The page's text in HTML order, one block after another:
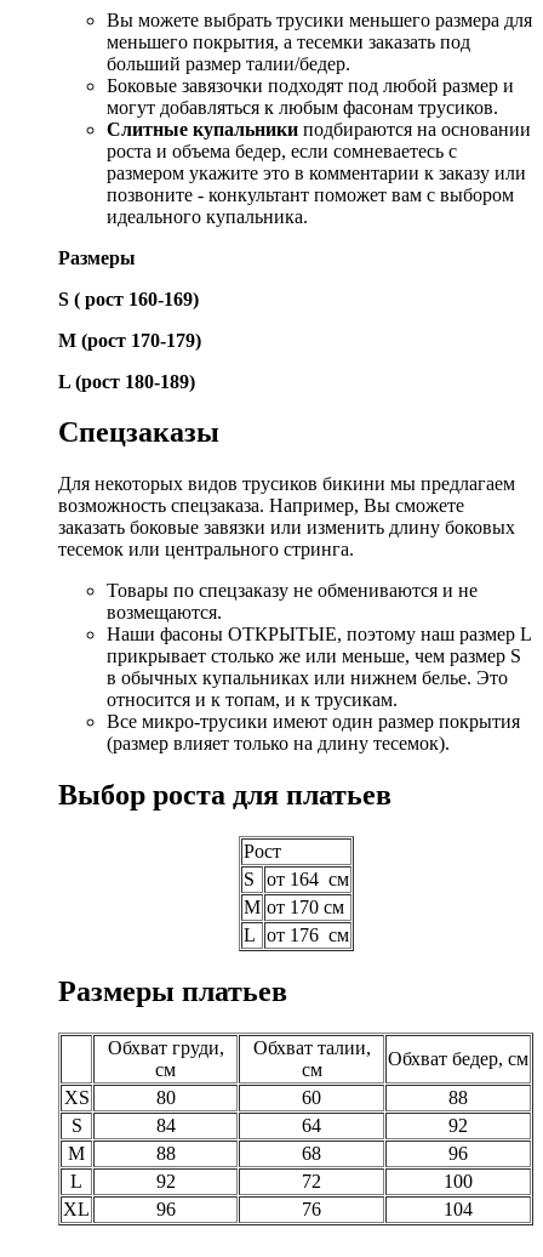
Вы можете выбрать трусики меньшего размера для
меньшего покрытия, а тесемки заказать под
больший размер талии/бедер.
Боковые завязочки подходят под любой размер и
могут добавляться к любым фасонам трусиков.
Слитные купальники подбираются на основании
роста и объема бедер, если сомневаетесь с
размером укажите это в комментарии к заказу или
позвоните - конкультант поможет вам с выбором
идеального купальника.
Размеры
S ( рост 160-169)
М (рост 170-179)
L (рост 180-189)
Спецзаказы
Для некоторых видов трусиков бикини мы предлагаем
возможность спецзаказа. Например, Вы сможете
заказать боковые завязки или изменить длину боковых
тесемок или центрального стринга.
Товары по спецзаказу не обмениваются и не
возмещаются.
Наши фасоны ОТКРЫТЫЕ, поэтому наш размер L
прикрывает столько же или меньше, чем размер S
в обычных купальниках или нижнем белье. Это
относится и к топам, и к трусикам.
Все микро-трусики имеют один размер покрытия
(размер влияет только на длину тесемок).
Выбор роста для платьев
Рост
S
от 164 см
M от 170 см
L от 176 см
Размеры платьев
Обхват груди,
см
Обхват талии,
см
Обхват бедер, см
XS
80 60
88
S
84 64
92
M
88 68
96
L
92 72
100
XL
96 76 104